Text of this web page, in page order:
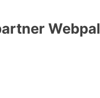
Webpal